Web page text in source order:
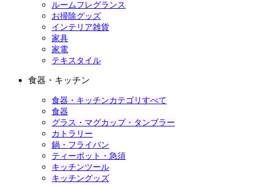
ルームフレグランス
お掃除グッズ
インテリア雑貨
家具
家電
テキスタイル
食器・キッチン
食器・キッチンカテゴリすべて
食器
グラス・マグカップ・タンブラー
カトラリー
鍋・フライパン
ティーポット・急須
キッチンツール
キッチングッズ